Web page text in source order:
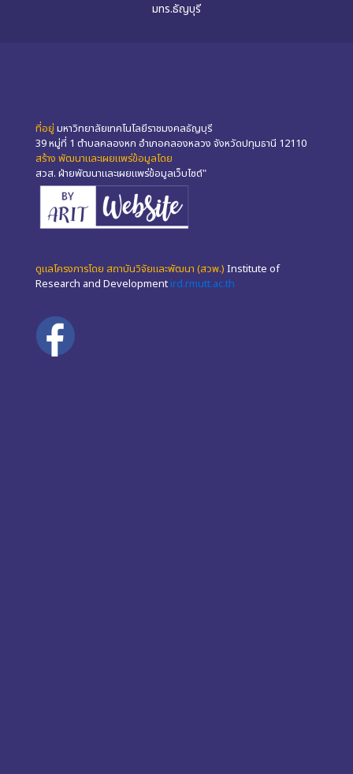
มทร.ธัญบุรี
ที่อยู่ มหาวิทยาลัยเทคโนโลยีราชมงคลธัญบุรี
39 หมู่ที่ 1 ตำบลคลองหก อำเภอคลองหลวง จังหวัดปทุมธานี 12110
สร้าง พัฒนาและเผยแพร่ข้อมูลโดย
สวส. ฝ่ายพัฒนาและเผยแพร่ข้อมูลเว็บไซต์"
ดูแลโครงการโดย สถาบันวิจัยและพัฒนา (สวพ.) Institute of
Research and Development ird.rmutt.ac.th